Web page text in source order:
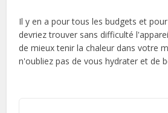
Il y en a pour tous les budgets et
devriez trouver sans difficulté
de mieux tenir la chaleur dans votre
n'oubliez pas de vous hydrater et de